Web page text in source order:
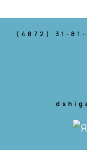
(4872) 31-